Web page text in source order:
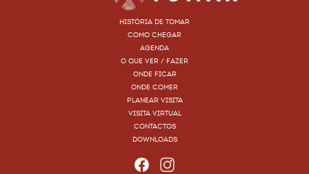
HISTÓRIA DE TOMAR
COMO CHEGAR
AGENDA
O QUE VER / FAZER
ONDE FICAR
ONDE COMER
PLANEAR VISITA
VISITA VIRTUAL
CONTACTOS
DOWNLOADS